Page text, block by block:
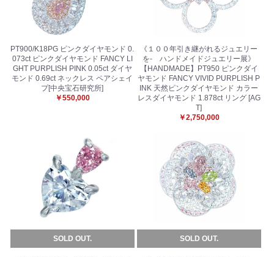
PT900/K18PG ピンクダイヤモンド 0.
073ct ピンクダイヤモンド FANCY LI
GHT PURPLISH PINK 0.05ct ダイヤ
モンド 0.69ct ネックレス ペアシェイ
プ[中央宝石研究所]
￥550,000
《１００年引き継がれるジュエリー
を- ハンドメイドジュエリー展》
【HANDMADE】PT950 ピンクダイ
ヤモンド FANCY VIVID PURPLISH P
INK 天然ピンクダイヤモンド カラー
レスダイヤモンド 1.878ct リング [AG
T]
￥2,750,000
SOLD OUT. SOLD OUT.